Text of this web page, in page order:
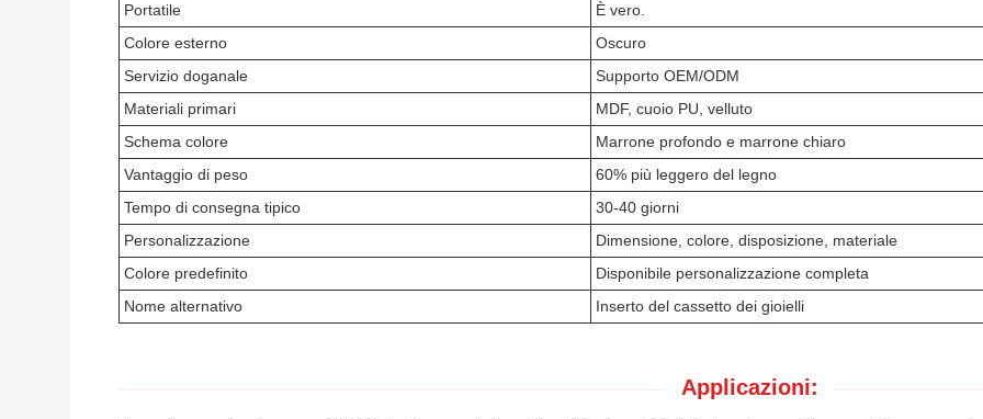
Portatile
È vero.
Colore esterno
Oscuro
Servizio doganale
Supporto OEM/ODM
Materiali primari
MDF, cuoio PU, velluto
Schema colore
Marrone profondo e marrone chiaro
Vantaggio di peso
60% più leggero del legno
Tempo di consegna tipico
30-40 giorni
Personalizzazione
Dimensione, colore, disposizione, materiale
Colore predefinito
Disponibile personalizzazione completa
Nome alternativo
Inserto del cassetto dei gioielli
Applicazioni: